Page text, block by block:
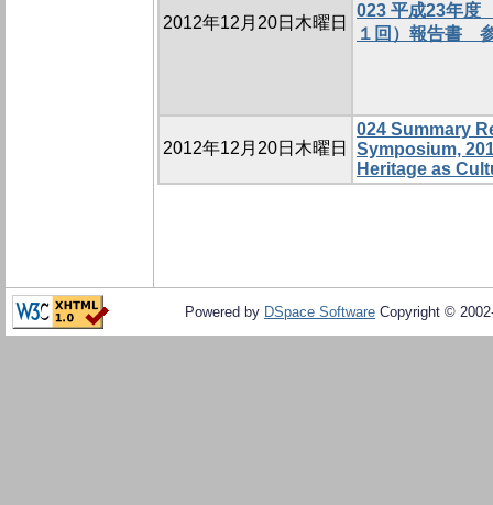
2012年12月20日木曜日
023 平成23年度
１回）報告書
2012年12月20日木曜日
024 Summary
Symposium,
Heritage as
Powered by DSpace Software Copyright ©